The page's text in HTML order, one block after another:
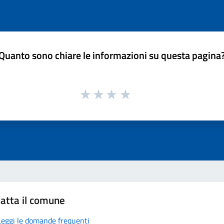
sono chiare le informazioni su questa
il comune
le domande frequenti